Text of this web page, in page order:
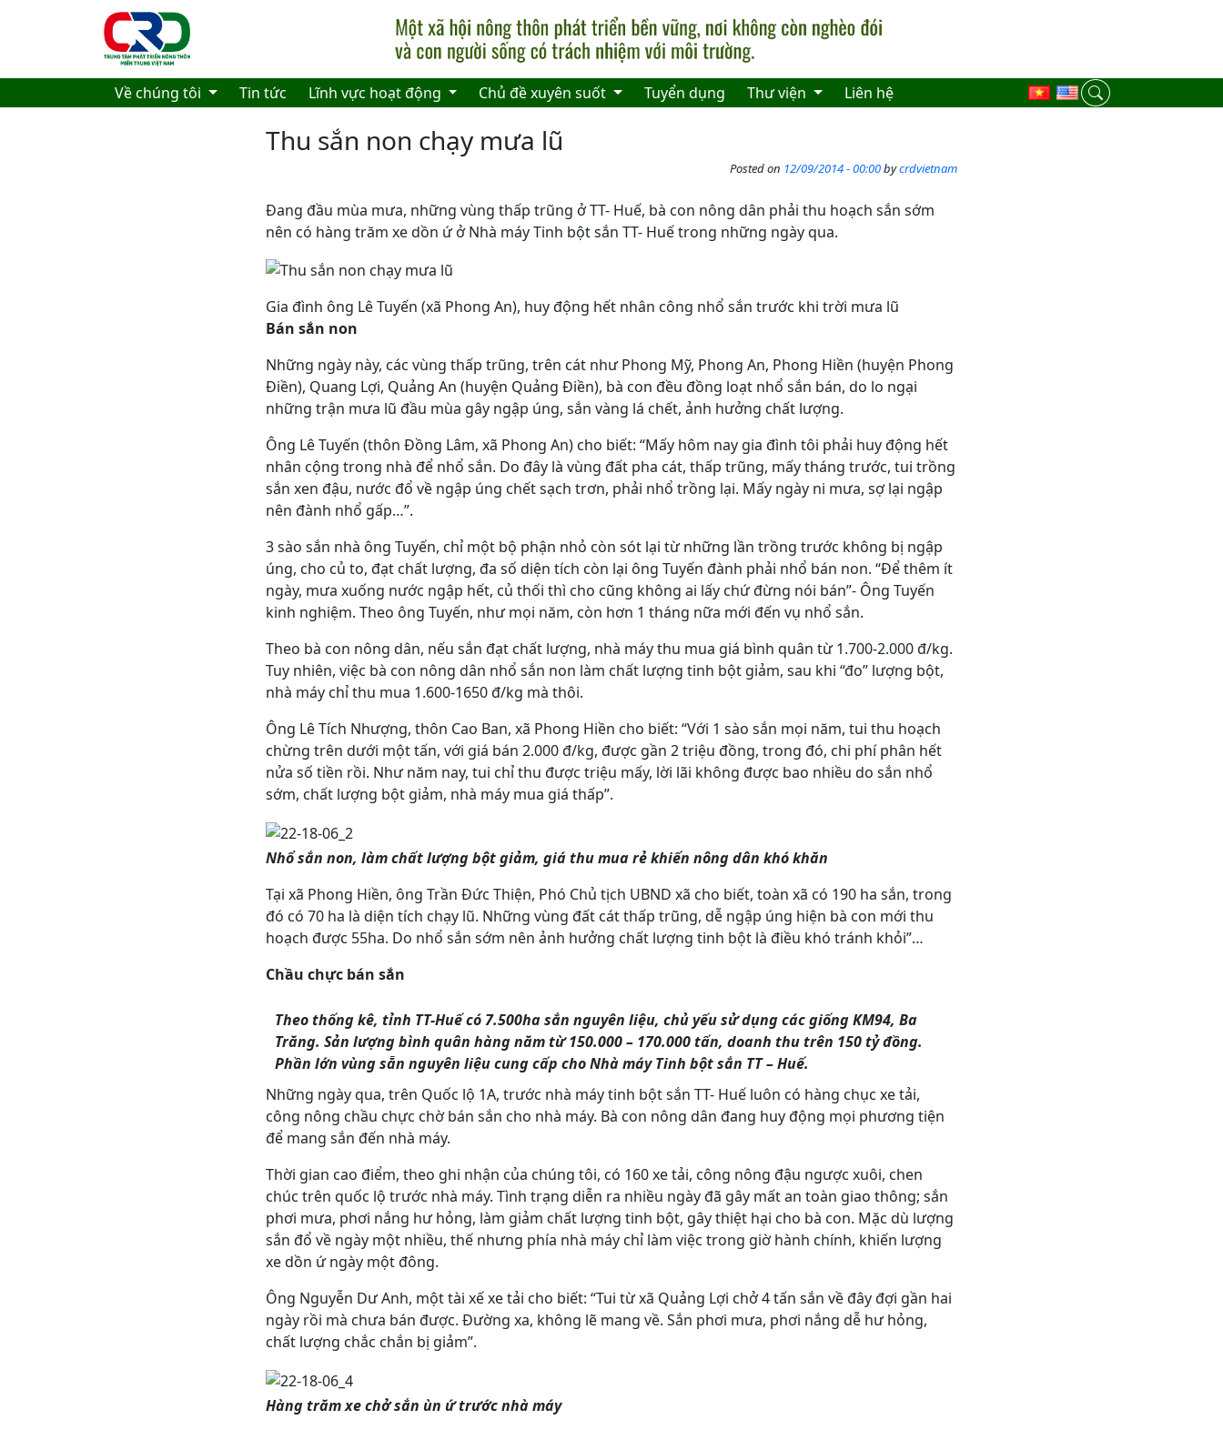
Skip to main content
Về chúng tôi Tin tức Lĩnh vực hoạt động Chủ đề xuyên suốt Tuyển dụng Thư viện Liên hệ
Thu sắn non chạy mưa lũ
Posted on 12/09/2014 - 00:00bycrdvietnam
Đang đầu mùa mưa, những vùng thấp trũng ở TT- Huế, bà con nông dân phải thu hoạch sắn sớm
nên có hàng trăm xe dồn ứ ở Nhà máy Tinh bột sắn TT- Huế trong những ngày qua.
Gia đình ông Lê Tuyến (xã Phong An), huy động hết nhân công nhổ sắn trước khi trời mưa lũ
Bán sắn non
Những ngày này, các vùng thấp trũng, trên cát như Phong Mỹ, Phong An, Phong Hiền (huyện Phong
Điền), Quang Lợi, Quảng An (huyện Quảng Điền), bà con đều đồng loạt nhổ sắn bán, do lo ngại
những trận mưa lũ đầu mùa gây ngập úng, sắn vàng lá chết, ảnh hưởng chất lượng.
Ông Lê Tuyến (thôn Đồng Lâm, xã Phong An) cho biết: “Mấy hôm nay gia đình tôi phải huy động hết
nhân cộng trong nhà để nhổ sắn. Do đây là vùng đất pha cát, thấp trũng, mấy tháng trước, tui trồng
sắn xen đậu, nước đổ về ngập úng chết sạch trơn, phải nhổ trồng lại. Mấy ngày ni mưa, sợ lại ngập
nên đành nhổ gấp…”.
3 sào sắn nhà ông Tuyến, chỉ một bộ phận nhỏ còn sót lại từ những lần trồng trước không bị ngập
úng, cho củ to, đạt chất lượng, đa số diện tích còn lại ông Tuyến đành phải nhổ bán non. “Để thêm ít
ngày, mưa xuống nước ngập hết, củ thối thì cho cũng không ai lấy chứ đừng nói bán”- Ông Tuyến
kinh nghiệm. Theo ông Tuyến, như mọi năm, còn hơn 1 tháng nữa mới đến vụ nhổ sắn.
Theo bà con nông dân, nếu sắn đạt chất lượng, nhà máy thu mua giá bình quân từ 1.700-2.000 đ/kg.
Tuy nhiên, việc bà con nông dân nhổ sắn non làm chất lượng tinh bột giảm, sau khi “đo” lượng bột,
nhà máy chỉ thu mua 1.600-1650 đ/kg mà thôi.
Ông Lê Tích Nhượng, thôn Cao Ban, xã Phong Hiền cho biết: “Với 1 sào sắn mọi năm, tui thu hoạch
chừng trên dưới một tấn, với giá bán 2.000 đ/kg, được gần 2 triệu đồng, trong đó, chi phí phân hết
nửa số tiền rồi. Như năm nay, tui chỉ thu được triệu mấy, lời lãi không được bao nhiều do sắn nhổ
sớm, chất lượng bột giảm, nhà máy mua giá thấp”.
Nhổ sắn non, làm chất lượng bột giảm, giá thu mua rẻ khiến nông dân khó khăn
Tại xã Phong Hiền, ông Trần Đức Thiện, Phó Chủ tịch UBND xã cho biết, toàn xã có 190 ha sắn, trong
đó có 70 ha là diện tích chạy lũ. Những vùng đất cát thấp trũng, dễ ngập úng hiện bà con mới thu
hoạch được 55ha. Do nhổ sắn sớm nên ảnh hưởng chất lượng tinh bột là điều khó tránh khỏi”…
Chầu chực bán sắn
Theo thống kê, tỉnh TT-Huế có 7.500ha sắn nguyên liệu, chủ yếu sử dụng các giống KM94, Ba
Trăng. Sản lượng bình quân hàng năm từ 150.000 – 170.000 tấn, doanh thu trên 150 tỷ đồng.
Phần lớn vùng sẵn nguyên liệu cung cấp cho Nhà máy Tinh bột sắn TT – Huế.
Những ngày qua, trên Quốc lộ 1A, trước nhà máy tinh bột sắn TT- Huế luôn có hàng chục xe tải,
công nông chầu chực chờ bán sắn cho nhà máy. Bà con nông dân đang huy động mọi phương tiện
để mang sắn đến nhà máy.
Thời gian cao điểm, theo ghi nhận của chúng tôi, có 160 xe tải, công nông đậu ngược xuôi, chen
chúc trên quốc lộ trước nhà máy. Tình trạng diễn ra nhiều ngày đã gây mất an toàn giao thông; sắn
phơi mưa, phơi nắng hư hỏng, làm giảm chất lượng tinh bột, gây thiệt hại cho bà con. Mặc dù lượng
sắn đổ về ngày một nhiều, thế nhưng phía nhà máy chỉ làm việc trong giờ hành chính, khiến lượng
xe dồn ứ ngày một đông.
Ông Nguyễn Dư Anh, một tài xế xe tải cho biết: “Tui từ xã Quảng Lợi chở 4 tấn sắn về đây đợi gần hai
ngày rồi mà chưa bán được. Đường xa, không lẽ mang về. Sắn phơi mưa, phơi nắng dễ hư hỏng,
chất lượng chắc chắn bị giảm”.
Hàng trăm xe chở sắn ùn ứ trước nhà máy